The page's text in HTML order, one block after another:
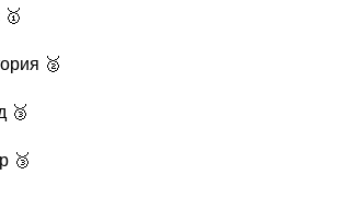
🥈
🥉
🥉